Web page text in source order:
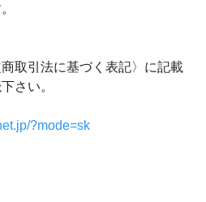
取引法に基づく表記〉に記載
さい。
?mode=sk